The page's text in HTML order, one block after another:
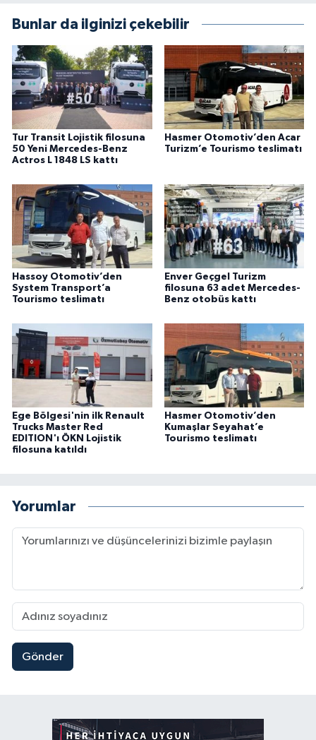
Bunlar da ilginizi çekebilir
Tur Transit Lojistik filosuna
50 Yeni Mercedes-Benz
Actros L 1848 LS kattı
Hasmer Otomotiv’den Acar
Turizm’e Tourismo teslimatı
Hassoy Otomotiv’den
System Transport’a
Tourismo teslimatı
Enver Geçgel Turizm
filosuna 63 adet Mercedes-
Benz otobüs kattı
Ege Bölgesi'nin ilk Renault
Trucks Master Red
EDITION'ı ÖKN Lojistik
filosuna katıldı
Hasmer Otomotiv’den
Kumaşlar Seyahat’e
Tourismo teslimatı
Yorumlar
Gönder